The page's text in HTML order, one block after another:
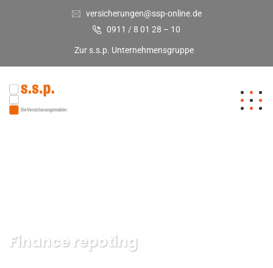
versicherungen@ssp-online.de
0911 / 8 01 28 – 10
Zur s.s.p. Unternehmensgruppe
Finance repoting